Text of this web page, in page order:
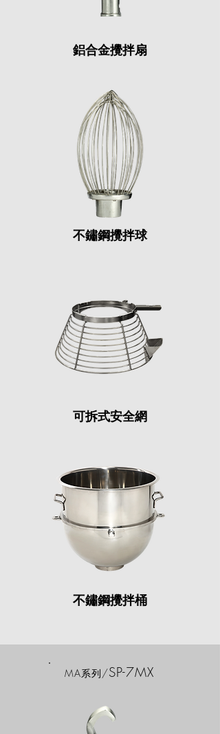
鋁合金攪拌扇
不鏽鋼攪拌球
可拆式安全網
不鏽鋼攪拌桶
MA系列 /SP-7MX